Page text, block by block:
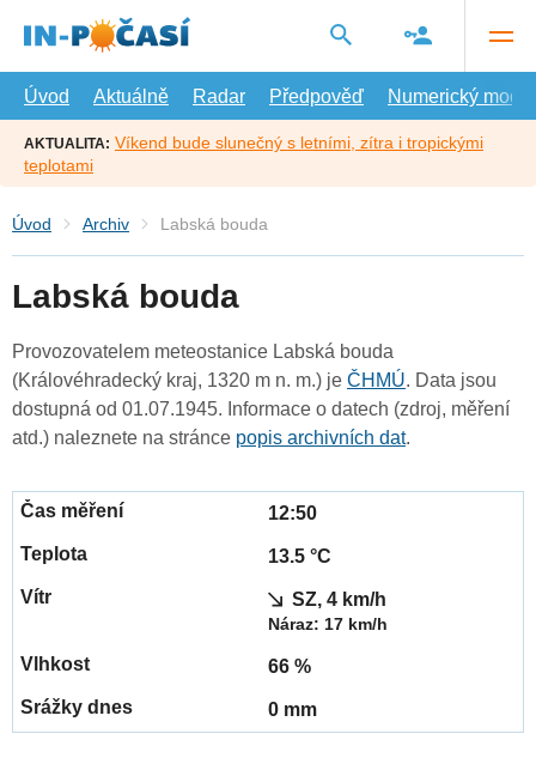
hlavní
Úvod
Aktuálně Radar Předpověď Numerický model
AKTUALITA: Víkend bude slunečný s letními, zítra i tropickými
teplotami
Úvod Archiv Labská bouda
Labská bouda
Provozovatelem meteostanice Labská bouda
(Královéhradecký kraj, 1320 m n. m.) je ČHMÚ. Data jsou
dostupná od 01.07.1945. Informace o datech (zdroj, měření
atd.) naleznete na stránce popis archivních dat.
12:50
13.5 °C
SZ, 4 km/h
Náraz: 17 km/h
66 %
0 mm